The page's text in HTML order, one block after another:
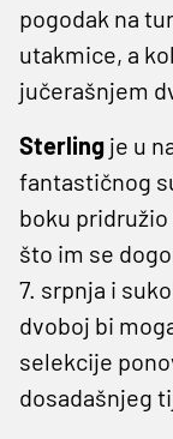
pogodak na
utakmice, a
jučerašnjem
Sterling je u
fantastičnog
boku pridružio
što im se
7. srpnja i
dvoboj bi
selekcije
dosadašnjeg